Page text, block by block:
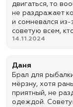
✅ Доставка по всей
✅ Быстрая отправка
двигаться, то
не раздражает
и сомневался
советую всем,
14.11.2024
Даня
Брал для
мёрзну, хотя
приятный, не
одеждой.